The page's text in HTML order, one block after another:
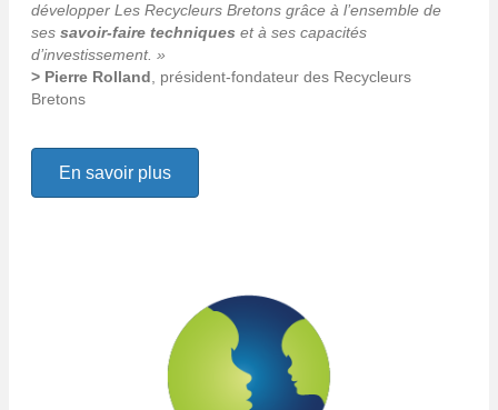
développer Les Recycleurs Bretons grâce à l’ensemble de
ses savoir-faire techniques et à ses capacités
d’investissement. »
> Pierre Rolland , président-fondateur des Recycleurs
Bretons
En savoir plus